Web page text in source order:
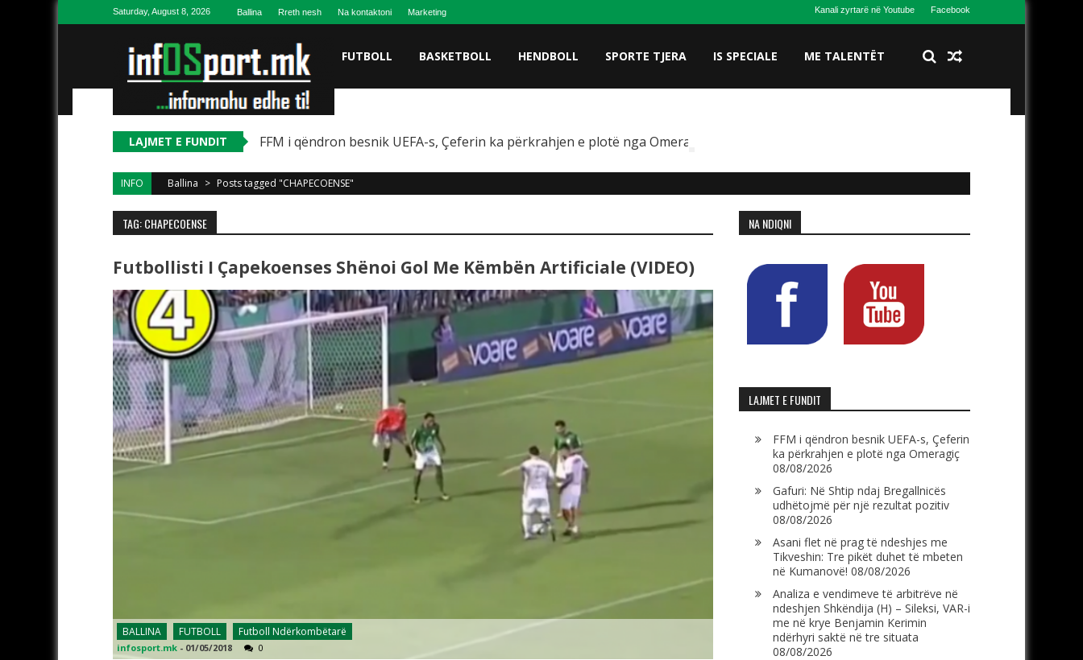
Skip to contentSaturday, August 8, 2026 Ballina Rreth nesh Na kontaktoni Marketing Kanali zyrtarë në Youtube Facebook
FUTBOLL BASKETBOLL HENDBOLL SPORTE TJERA IS SPECIALE ME TALENTËT
LAJMET E FUNDIT FFM i qëndron besnik UEFA-s, Çeferin ka përkrahjen e plotë nga Omeragiç
INFO Ballina > Posts tagged "CHAPECOENSE"
TAG: CHAPECOENSE
Futbollisti I Çapekoenses Shënoi Gol Me Këmbën Artificiale (VIDEO)
BALLINA FUTBOLL Futboll Ndërkombëtarë
infosport.mk - 01/05/2018 0
NA NDIQNI
LAJMET E FUNDIT
FFM i qëndron besnik UEFA-s, Çeferin
ka përkrahjen e plotë nga Omeragiç
08/08/2026
Gafuri: Në Shtip ndaj Bregallnicës
udhëtojmë për një rezultat pozitiv
08/08/2026
Asani flet në prag të ndeshjes me
Tikveshin: Tre pikët duhet të mbeten
në Kumanovë! 08/08/2026
Analiza e vendimeve të arbitrëve në
ndeshjen Shkëndija (H) – Sileksi, VAR-i
me në krye Benjamin Kerimin
ndërhyri saktë në tre situata
08/08/2026